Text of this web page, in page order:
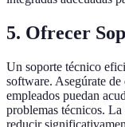
5. Ofrecer
Un soporte técnico
software. Asegúrate
empleados puedan
problemas técnicos.
reducir